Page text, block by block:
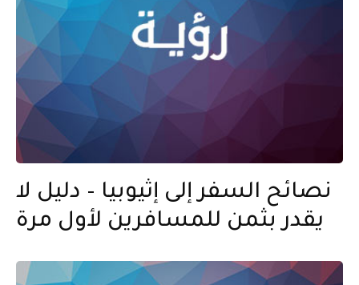
نصائح السفر إلى إثيوبيا – دليل لا
يقدر بثمن للمسافرين لأول مرة